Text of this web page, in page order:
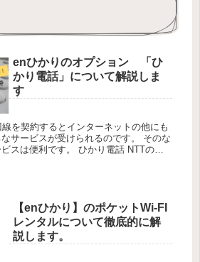
enひかりのオプション 「ひ
かり電話」について解説しま
す
を契約するとインターネットの他にも
サービスが受けられるのです。 そのな
スは便利です。 ひかり電話 NTTの回
です。家にある普通の電話は間違いな
【enひかり】のポケットWi-FI
レンタルについて徹底的に解
説します。